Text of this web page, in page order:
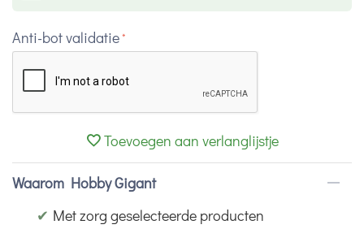
Anti-bot validatie
Toevoegen aan verlanglijstje
Waarom Hobby Gigant
✔ Met zorg geselecteerde producten